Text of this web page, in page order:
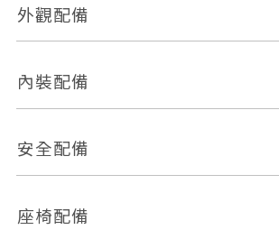
外觀配備
電動天窗
後視鏡方向指示燈
內裝配備
多功能方向盤
恆溫空調
安全配備
前座正面氣囊
座椅配備